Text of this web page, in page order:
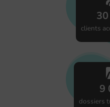
clients
9
dossiers